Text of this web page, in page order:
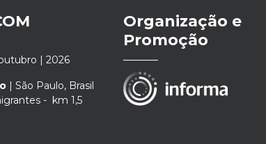
| 2026
| São Paulo, Brasil
- km 1,5
Organização e
Promoção